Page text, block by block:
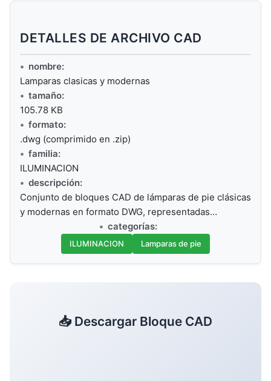
DETALLES DE ARCHIVO CAD
nombre:
Lamparas clasicas y modernas
tamaño:
105.78 KB
formato:
.dwg (comprimido en .zip)
familia:
ILUMINACION
descripción:
Conjunto de bloques CAD de lámparas de pie clásicas
y modernas en formato DWG, representadas…
categorías:
ILUMINACION Lamparas de pie
📥 Descargar Bloque CAD